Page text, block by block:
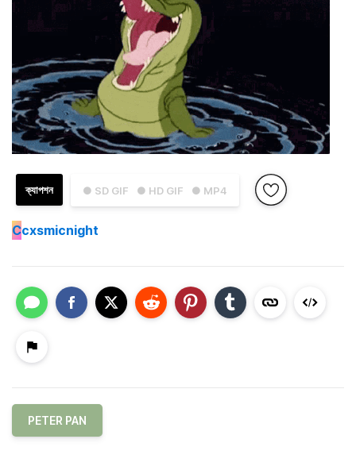
● SD GIF ● HD GIF ● MP4
ক্যাপশন
Ccxsmicnight
PETER PAN